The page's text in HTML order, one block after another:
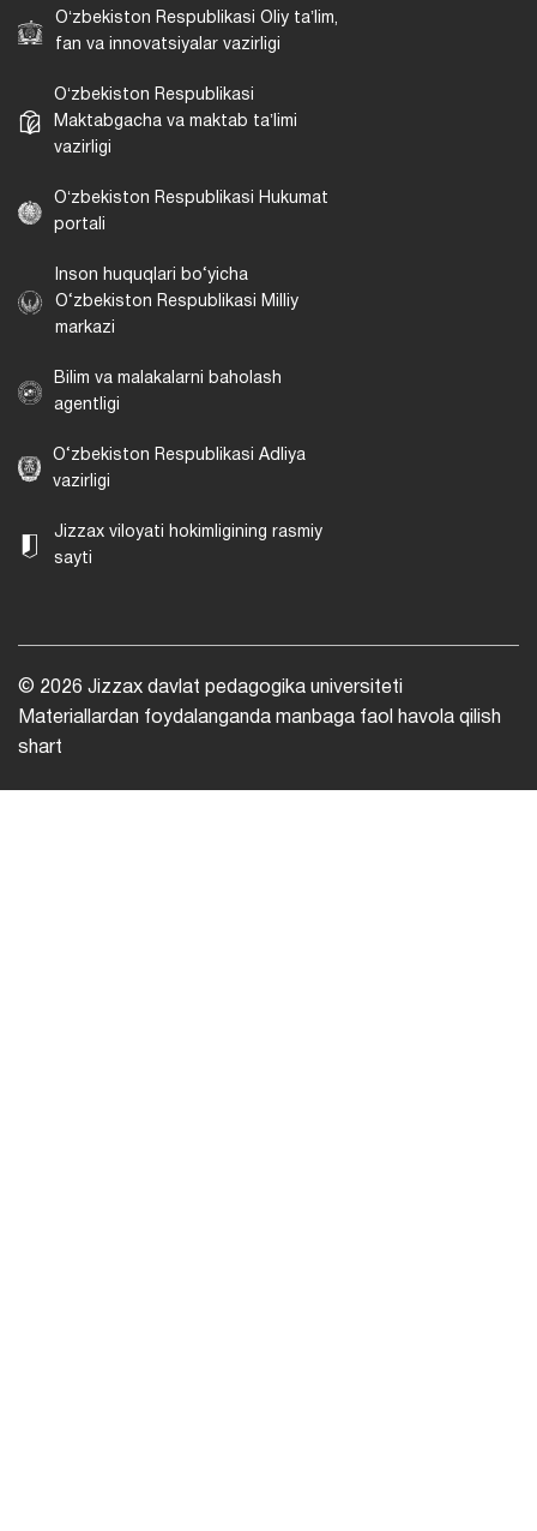
Oʻzbekiston Respublikasi Oliy taʼlim,
fan va innovatsiyalar vazirligi
Oʻzbekiston Respublikasi
Maktabgacha va maktab taʼlimi
vazirligi
Oʻzbekiston Respublikasi Hukumat
portali
Inson huquqlari bo‘yicha
O‘zbekiston Respublikasi Milliy
markazi
Bilim va malakalarni baholash
agentligi
O‘zbekiston Respublikasi Adliya
vazirligi
Jizzax viloyati hokimligining rasmiy
sayti
© 2026 Jizzax davlat pedagogika universiteti
Materiallardan foydalanganda manbaga faol havola qilish
shart